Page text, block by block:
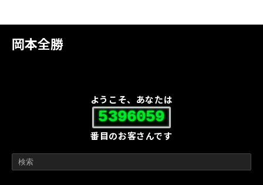
岡本全勝
ようこそ、あなたは
5396059
番目のお客さんです